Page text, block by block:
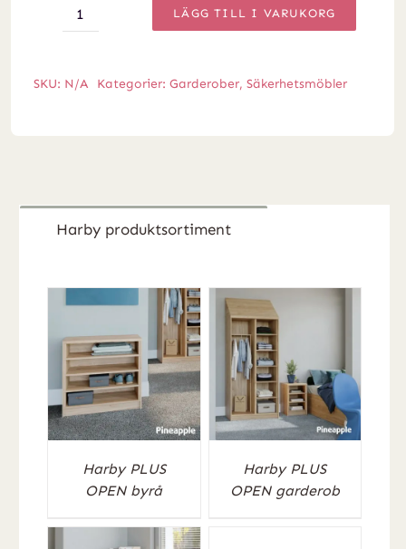
Harby
Garderob
LÄGG TILL I VARUKORG
SKU: N/A Kategorier: Garderober, Säkerhetsmöbler
Harby produktsortiment
Harby PLUS
OPEN byrå
Harby PLUS
OPEN garderob